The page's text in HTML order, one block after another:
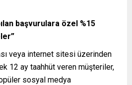
başvurulara özel %15
veya internet sitesi üzerinden
12 ay taahhüt veren müşteriler,
sosyal medya